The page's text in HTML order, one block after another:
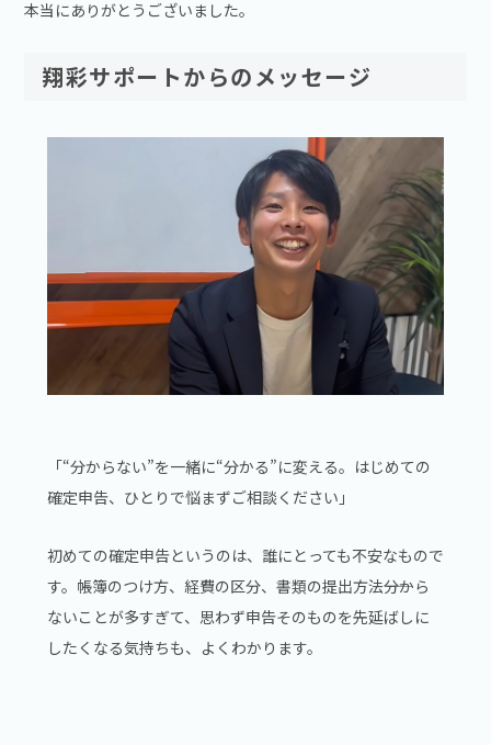
本当にありがとうございました。
翔彩サポートからのメッセージ
「“分からない”を一緒に“分かる”に変える。はじめての
確定申告、ひとりで悩まずご相談ください」
初めての確定申告というのは、誰にとっても不安なもので
す。帳簿のつけ方、経費の区分、書類の提出方法――分から
ないことが多すぎて、思わず申告そのものを先延ばしに
したくなる気持ちも、よくわかります。